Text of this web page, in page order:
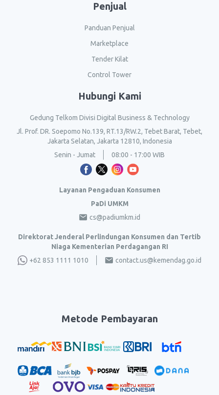
Penjual
Panduan Penjual
Marketplace
Tender Kilat
Control Tower
Hubungi Kami
Gedung Telkom Divisi Digital Business & Technology
Jl. Prof. DR. Soepomo No.139, RT.13/RW.2, Tebet Barat, Tebet,
Jakarta Selatan, Jakarta 12810, Indonesia
Senin - Jumat
08:00 - 17:00 WIB
Layanan Pengaduan Konsumen
PaDi UMKM
cs@padiumkm.id
Direktorat Jenderal Perlindungan Konsumen dan Tertib
Niaga Kementerian Perdagangan RI
+62 853 1111 1010
contact.us@kemendag.go.id
Metode Pembayaran